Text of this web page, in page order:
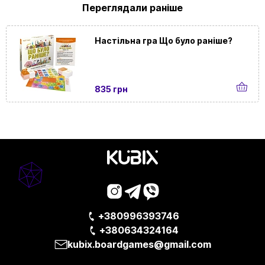
Переглядали раніше
Настільна гра Що було раніше?
835 грн
+380996393746
+380634324164
kubix.boardgames@gmail.com